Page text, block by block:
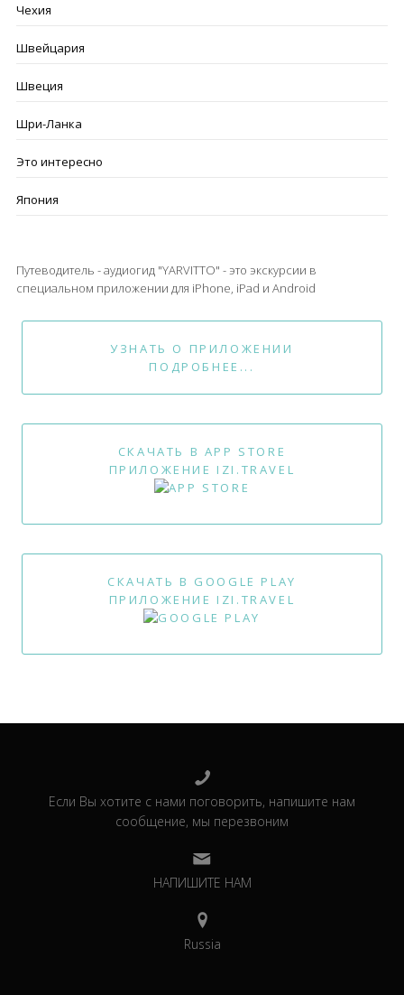
Чехия
Швейцария
Швеция
Шри-Ланка
Это интересно
Япония
Путеводитель - аудиогид "YARVITTO" - это экскурсии в
специальном приложении для iPhone, iPad и Android
УЗНАТЬ О ПРИЛОЖЕНИИ
ПОДРОБНЕЕ...
СКАЧАТЬ В APP STORE
ПРИЛОЖЕНИЕ IZI.TRAVEL
СКАЧАТЬ В GOOGLE PLAY
ПРИЛОЖЕНИЕ IZI.TRAVEL
Если Вы хотите с нами поговорить, напишите нам
сообщение, мы перезвоним
НАПИШИТЕ НАМ
Russia